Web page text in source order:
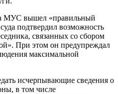
МУС вышел «правильный
подтвердил возможность
связанных со сбором
При этом он предупреждал
максимальной
исчерпывающие сведения о
в том числе